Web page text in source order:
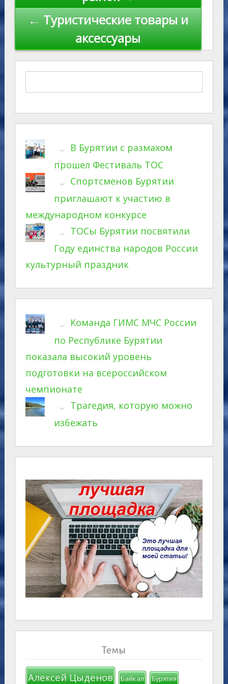
← Туристические товары и
аксессуары
В Бурятии с размахом
прошел Фестиваль ТОС
Спортсменов Бурятии
приглашают к участию в
международном конкурсе
ТОСы Бурятии посвятили
Году единства народов России
культурный праздник
Команда ГИМС МЧС России
по Республике Бурятии
показала высокий уровень
подготовки на всероссийском
чемпионате
Трагедия, которую можно
избежать
Темы
Алексей Цыденов Байкал Бурятия